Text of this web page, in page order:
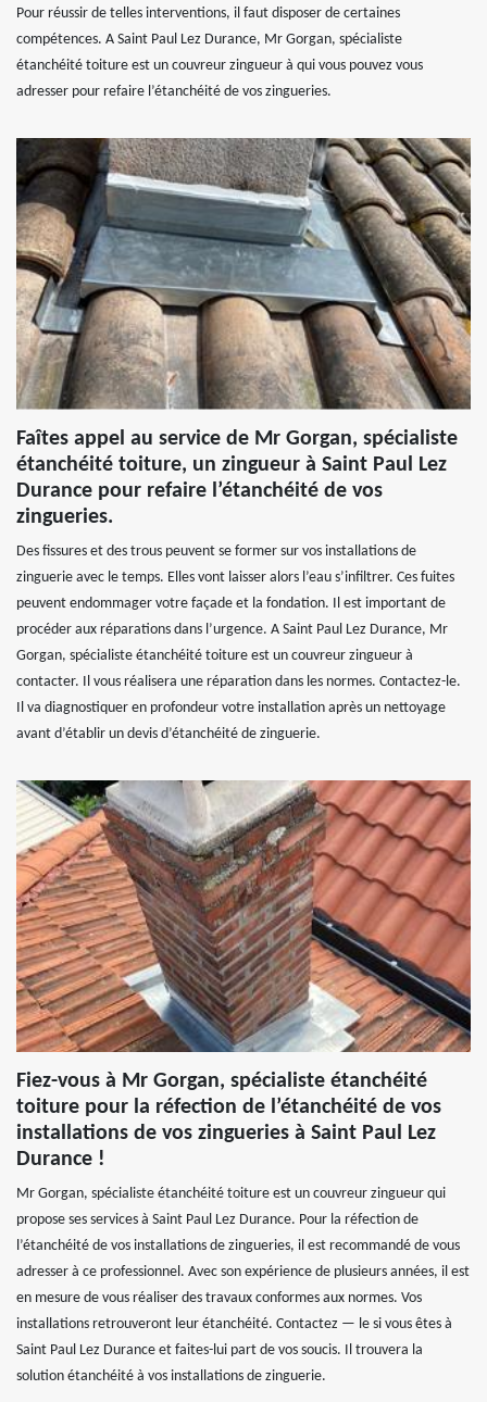
Pour réussir de telles interventions, il faut disposer de certaines
compétences. A Saint Paul Lez Durance, Mr Gorgan, spécialiste
étanchéité toiture est un couvreur zingueur à qui vous pouvez vous
adresser pour refaire l’étanchéité de vos zingueries.
Faîtes appel au service de Mr Gorgan, spécialiste
étanchéité toiture, un zingueur à Saint Paul Lez
Durance pour refaire l’étanchéité de vos
zingueries.
Des fissures et des trous peuvent se former sur vos installations de
zinguerie avec le temps. Elles vont laisser alors l’eau s’infiltrer. Ces fuites
peuvent endommager votre façade et la fondation. Il est important de
procéder aux réparations dans l’urgence. A Saint Paul Lez Durance, Mr
Gorgan, spécialiste étanchéité toiture est un couvreur zingueur à
contacter. Il vous réalisera une réparation dans les normes. Contactez-le.
Il va diagnostiquer en profondeur votre installation après un nettoyage
avant d’établir un devis d’étanchéité de zinguerie.
Fiez-vous à Mr Gorgan, spécialiste étanchéité
toiture pour la réfection de l’étanchéité de vos
installations de vos zingueries à Saint Paul Lez
Durance !
Mr Gorgan, spécialiste étanchéité toiture est un couvreur zingueur qui
propose ses services à Saint Paul Lez Durance. Pour la réfection de
l’étanchéité de vos installations de zingueries, il est recommandé de vous
adresser à ce professionnel. Avec son expérience de plusieurs années, il est
en mesure de vous réaliser des travaux conformes aux normes. Vos
installations retrouveront leur étanchéité. Contactez — le si vous êtes à
Saint Paul Lez Durance et faites-lui part de vos soucis. Il trouvera la
solution étanchéité à vos installations de zinguerie.